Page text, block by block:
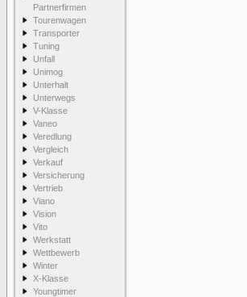
Partnerfirmen
Tourenwagen
Transporter
Tuning
Unfall
Unimog
Unterhalt
Unterwegs
V-Klasse
Vaneo
Veredlung
Vergleich
Verkauf
Versicherung
Vertrieb
Viano
Vision
Vito
Werkstatt
Wettbewerb
Winter
X-Klasse
Youngtimer